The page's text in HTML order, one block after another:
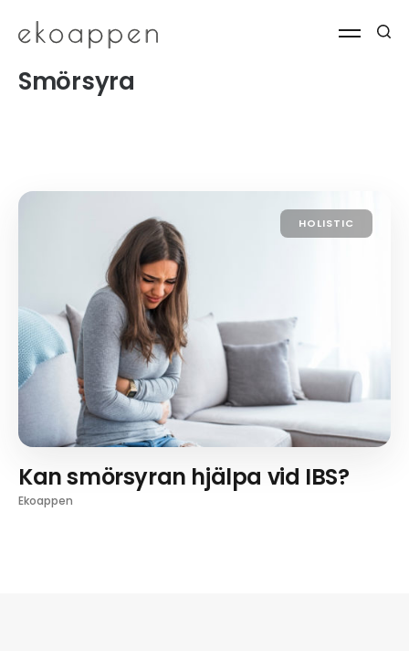
Smörsyra
HOLISTIC
Kan smörsyran hjälpa vid IBS?
Ekoappen